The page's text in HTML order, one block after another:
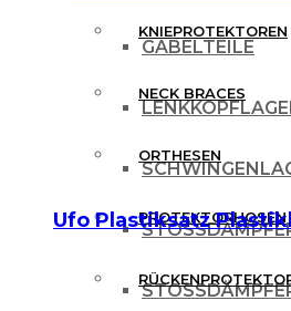
GABELTEILE
KNIEPROTEKTOREN
NECK BRACES
ORTHESEN
PROTEKTORHOSEN
Ufo Plastiksatz